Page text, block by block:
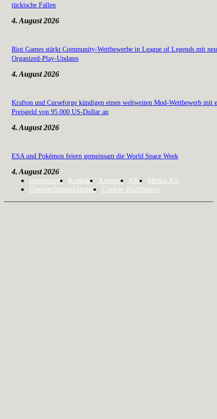
tückische Fallen
4. August 2026
Riot Games stärkt Community-Wettbewerbe in League of Legends mit
Organized-Play-Updates
4. August 2026
Krafton und Curseforge kündigen einen weltweiten Mod-Wettbewerb mit
Preisgeld von 95.000 US-Dollar an
4. August 2026
ESA und Pokémon feiern gemeinsam die World Space Week
4. August 2026
Impressum
Kontakt Autoren Jobs
Media-Kit
Datenschutzerklärung
Cookie-Richtlinien